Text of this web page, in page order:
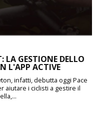
LA GESTIONE DELLO
L'APP ACTIVE
infatti, debutta oggi Pace
aiutare i ciclisti a gestire il